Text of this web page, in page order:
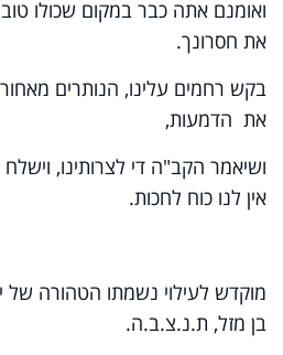
ואומנם אתה כבר במקום שכולו
את חסרונך.
בקש רחמים עלינו, הנותרים
את הדמעות,
ושיאמר הקב"ה די לצרותינו, וישלח
אין לנו כוח לחכות.
מוקדש לעילוי נשמתו הטהורה
בן מזל, ת.נ.צ.ב.ה.